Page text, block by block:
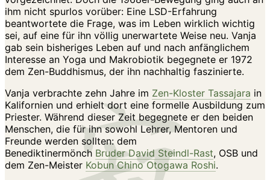
ihm nicht spurlos vorüber: Eine LSD-Erfahrung
beantwortete die Frage, was im Leben wirklich wichtig
sei, auf eine für ihn völlig unerwartete Weise neu. Vanja
gab sein bisheriges Leben auf und nach anfänglichem
Interesse an Yoga und Makrobiotik begegnete er 1972
dem Zen-Buddhismus, der ihn nachhaltig faszinierte.
Vanja verbrachte zehn Jahre im Zen-Kloster Tassajara in
Kalifornien und erhielt dort eine formelle Ausbildung zum
Priester. Während dieser Zeit begegnete er den beiden
Menschen, die für ihn sowohl Lehrer, Mentoren und
Freunde werden sollten: dem
Benediktinermönch Bruder David Steindl-Rast, OSB und
dem Zen-Meister Kobun Chino Otogawa Roshi.